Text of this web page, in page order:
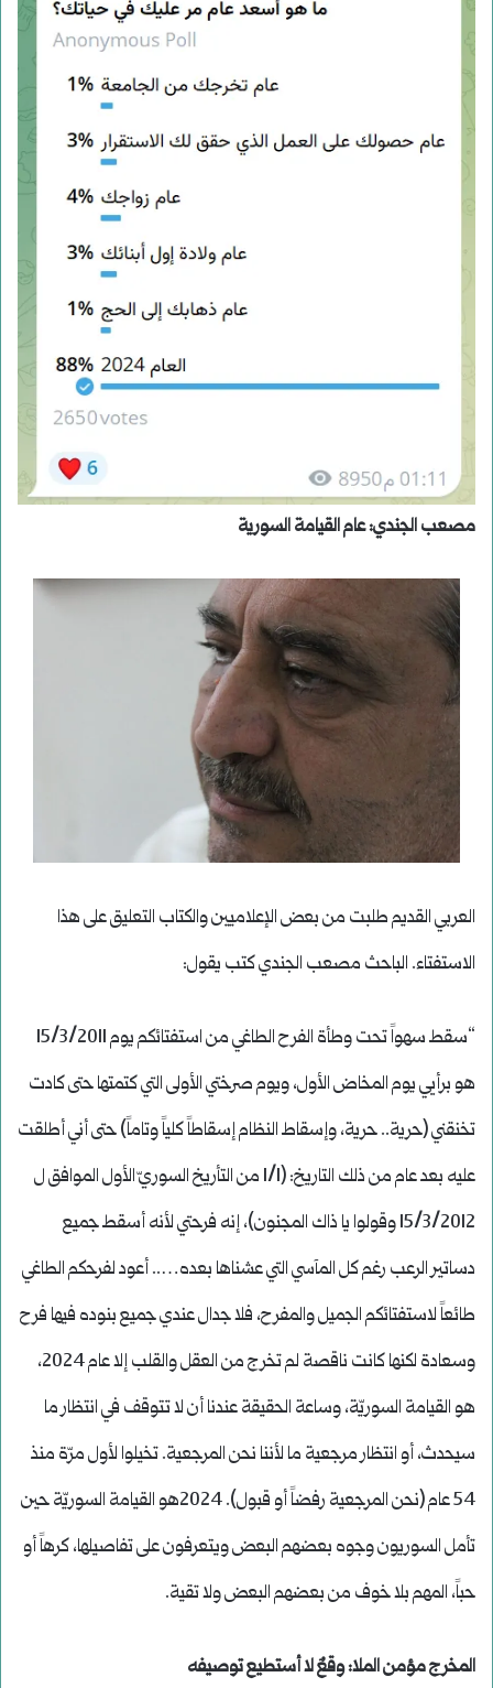
مصعب الجندي: عام القيامة السورية
العربي القديم طلبت من بعض الإعلاميين والكتاب التعليق على هذا
الاستفتاء. الباحث مصعب الجندي كتب يقول:
“سقط سهواً تحت وطأة الفرح الطاغي من استفتائكم يوم 15/3/2011
هو برأيي يوم المخاض الأول، ويوم صرختي الأولى التي كتمتها حتى كادت
تخنقني (حرية.. حرية، وإسقاط النظام إسقاطاً كلياً وتاماً) حتى أني أطلقت
عليه بعد عام من ذلك التاريخ: (1/1 من التأريخ السوريّ الأول الموافق ل
15/3/2012 وقولوا يا ذاك المجنون)، إنه فرحتي لأنه أسقط جميع
دساتير الرعب رغم كل المآسي التي عشناها بعده….. أعود لفرحكم الطاغي
طائعاً لاستفتائكم الجميل والمفرح، فلا جدال عندي جميع بنوده فيها فرح
وسعادة لكنها كانت ناقصة لم تخرج من العقل والقلب إلا عام 2024،
هو القيامة السوريّة، وساعة الحقيقة عندنا أن لا تتوقف في انتظار ما
سيحدث، أو انتظار مرجعية ما لأننا نحن المرجعية. تخيلوا لأول مرّة منذ
54 عام (نحن المرجعية رفضاً أو قبول). 2024هو القيامة السوريّة حين
تأمل السوريون وجوه بعضهم البعض ويتعرفون على تفاصيلها، كرهاً أو
حباً، المهم بلا خوف من بعضهم البعض ولا تقية.
المخرج مؤمن الملا: وقعٌ لا أستطيع توصيفه